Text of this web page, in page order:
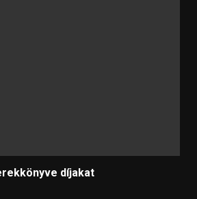
díjakat